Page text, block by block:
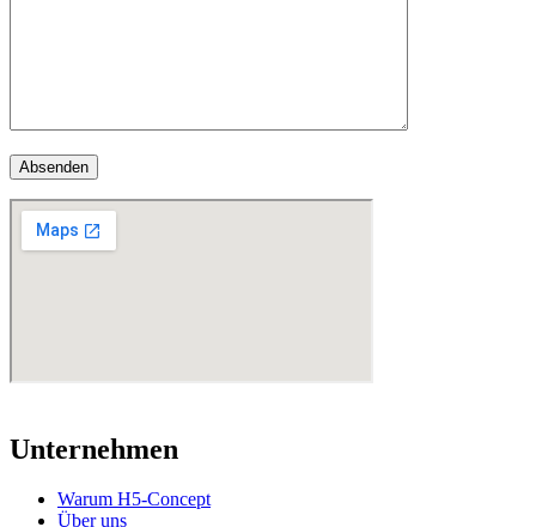
Unternehmen
Warum H5-Concept
Über uns